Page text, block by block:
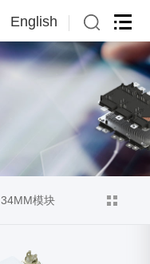
English
English
34MM模块